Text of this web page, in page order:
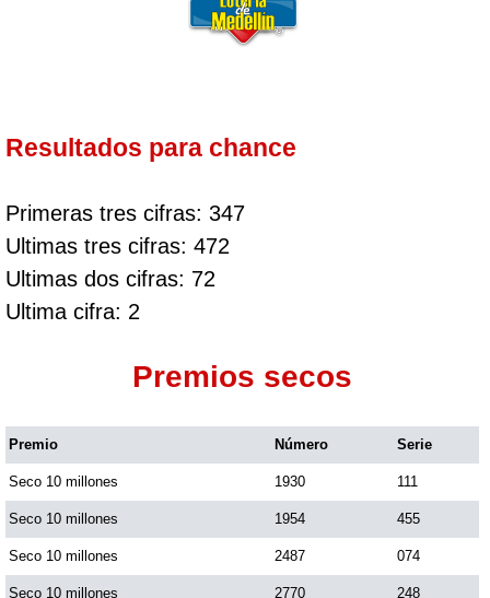
Resultados para chance
Primeras tres cifras: 347
Ultimas tres cifras: 472
Ultimas dos cifras: 72
Ultima cifra: 2
Premios secos
Premio Número Serie
Seco 10 millones 1930 111
Seco 10 millones 1954 455
Seco 10 millones 2487 074
Seco 10 millones 2770 248